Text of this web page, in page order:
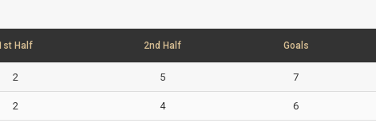
Half 2nd Half Goals
2 5 7
2 4 6